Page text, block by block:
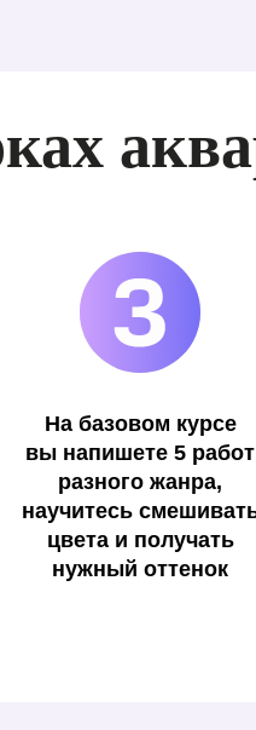
На базовом курсе
вы напишете 5 работ
разного жанра,
научитесь
цвета и получать
нужный оттенок